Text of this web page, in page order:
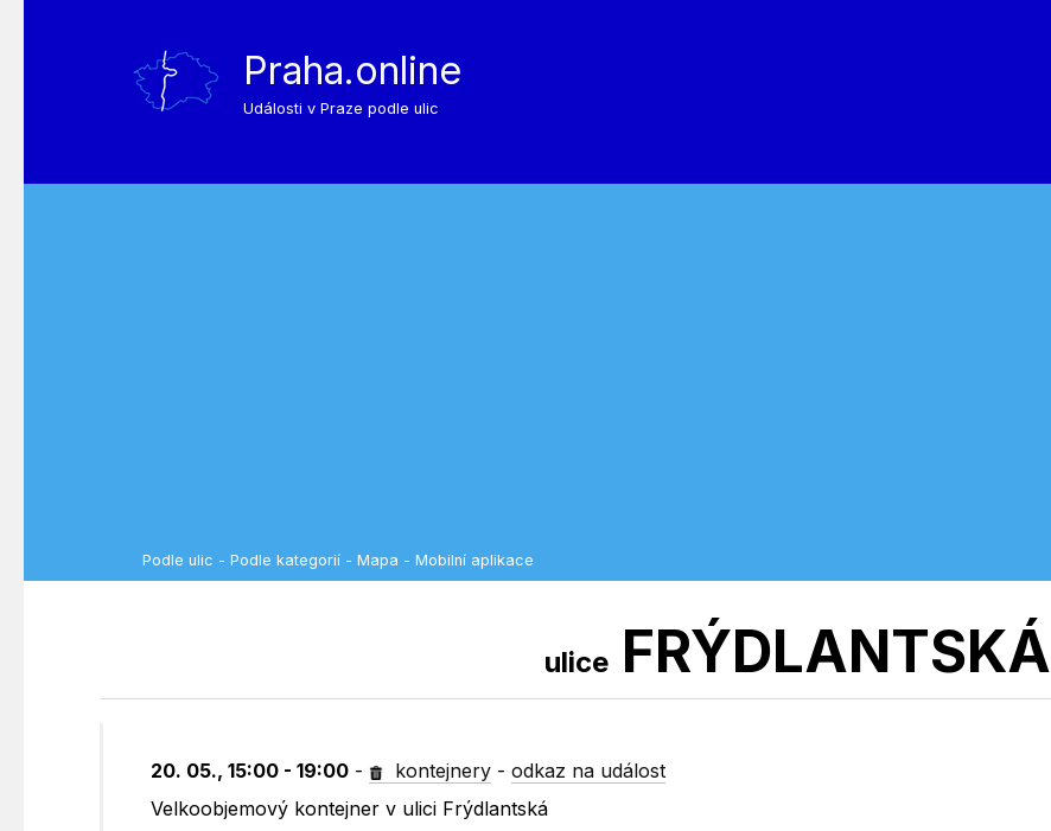
Praha.online
Události v Praze podle ulic
Podle ulic - Podle kategorií - Mapa - Mobilní aplikace
uliceFRÝDLANTSKÁ
20. 05., 15:00 - 19:00 - kontejnery -odkaz na událost
Velkoobjemový kontejner v ulici Frýdlantská